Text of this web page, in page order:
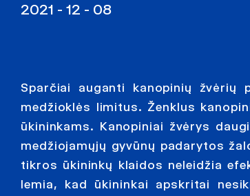
2021 - 12 - 08
Sparčiai auganti kanopinių žvėrių
medžioklės limitus. Ženklus
ūkininkams. Kanopiniai žvėrys
medžiojamųjų gyvūnų padarytos
tikros ūkininkų klaidos neleidžia
lemia, kad ūkininkai apskritai